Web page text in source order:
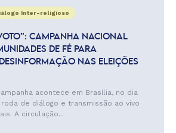
Inter-religioso
CAMPANHA NACIONAL
DE FÉ PARA
NAS ELEIÇÕES
acontece em Brasília, no dia
de diálogo e transmissão ao vivo
A circulação...